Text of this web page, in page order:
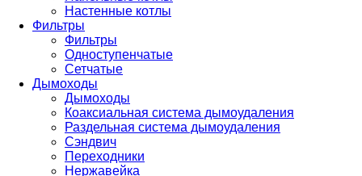
Настенные котлы
Фильтры
Фильтры
Одноступенчатые
Сетчатые
Дымоходы
Дымоходы
Коаксиальная система дымоудаления
Раздельная система дымоудаления
Сэндвич
Переходники
Нержавейка